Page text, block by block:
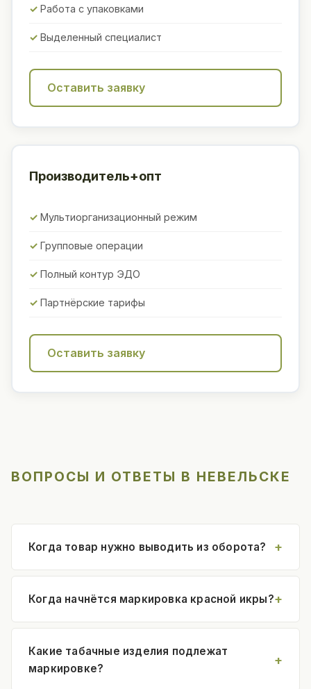
Работа с упаковками
Выделенный специалист
Оставить заявку
Производитель+опт
Мультиорганизационный режим
Групповые операции
Полный контур ЭДО
Партнёрские тарифы
Оставить заявку
ВОПРОСЫ И ОТВЕТЫ В НЕВЕЛЬСКЕ
Когда товар нужно выводить из оборота?
Когда начнётся маркировка красной икры?
Какие табачные изделия подлежат
маркировке?